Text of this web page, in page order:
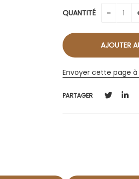
QUANTITÉ
Envoyer cette page
PARTAGER